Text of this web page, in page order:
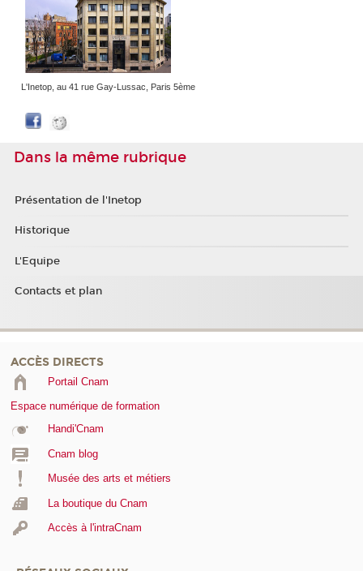
L'Inetop, au 41 rue Gay-Lussac, Paris 5ème
Dans la même rubrique
Présentation de l'Inetop
Historique
L'Equipe
Contacts et plan
ACCÈS DIRECTS
Portail Cnam
Espace numérique de formation
Handi'Cnam
Cnam blog
Musée des arts et métiers
La boutique du Cnam
Accès à l'intraCnam